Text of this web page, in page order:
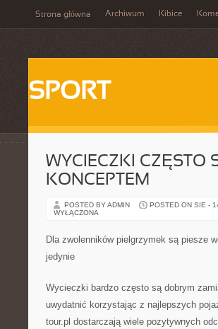
Strona główna Archiwum Kibice
SPORT
WYCIECZKI CZĘSTO
KONCEPTEM
POSTED BY ADMIN POSTED ON SIE -
WYŁĄCZONA
Dla zwolenników pielgrzymek są piesze
jedynie
Wycieczki bardzo często są dobrym
uwydatnić korzystając z najlepszych
tour.pl dostarczają wiele pozytywnych